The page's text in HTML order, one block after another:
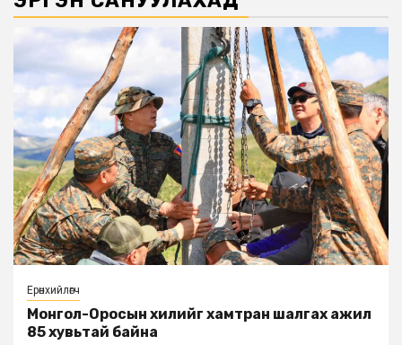
Ерөнхийлөгч
Монгол-Оросын хилийг хамтран шалгах ажил
85 хувьтай байна